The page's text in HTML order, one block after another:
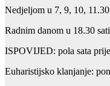
Nedjeljom u 7, 9, 10,
Radnim danom u 18.30
ISPOVIJED: pola sata
Euharistijsko klanjanje: